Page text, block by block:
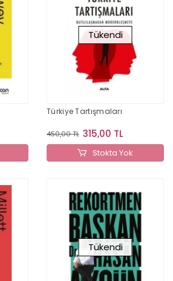
Tükendi
Türkiye Tartışmaları
450,00 TL 315,00 TL
Stokta Yok
Tükendi